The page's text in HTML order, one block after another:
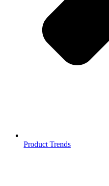
Product Trends